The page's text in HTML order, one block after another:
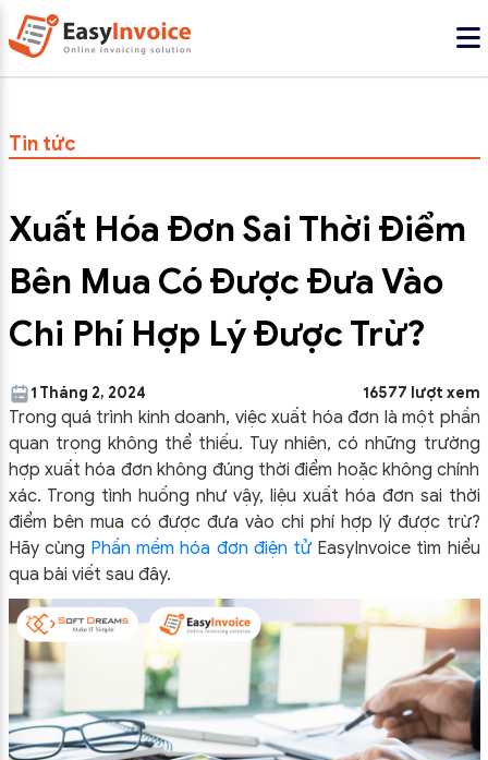
Tin tức
Xuất Hóa Đơn Sai Thời Điểm
Bên Mua Có Được Đưa Vào
Chi Phí Hợp Lý Được Trừ?
1 Tháng 2, 2024 16577 lượt xem
Trong quá trình kinh doanh, việc xuất hóa đơn là một phần
quan trọng không thể thiếu. Tuy nhiên, có những trường
hợp xuất hóa đơn không đúng thời điểm hoặc không chính
xác. Trong tình huống như vậy, liệu xuất hóa đơn sai thời
điểm bên mua có được đưa vào chi phí hợp lý được trừ?
Hãy cùng Phần mềm hóa đơn điện tửEasyInvoice tìm hiểu
qua bài viết sau đây.